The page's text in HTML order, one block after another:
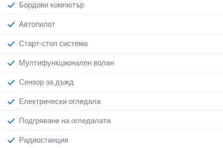
Бордови компютър
Автопилот
Старт-стоп система
Мултифункционален волан
Сензор за дъжд
Електрически огледала
Подгряване на огледалата
Радиостанция